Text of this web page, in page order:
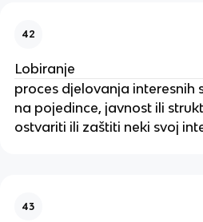
42
Lobiranje
proces djelovanja interesnih
na pojedince, javnost ili
ostvariti ili zaštiti neki svoj
43